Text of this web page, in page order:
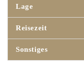
Lage
Reisezeit
Sonstiges